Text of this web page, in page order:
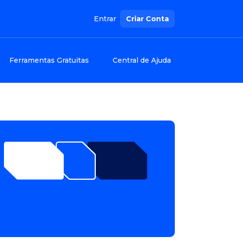
Entrar Criar Conta
Ferramentas Gratuitas Central de Ajuda